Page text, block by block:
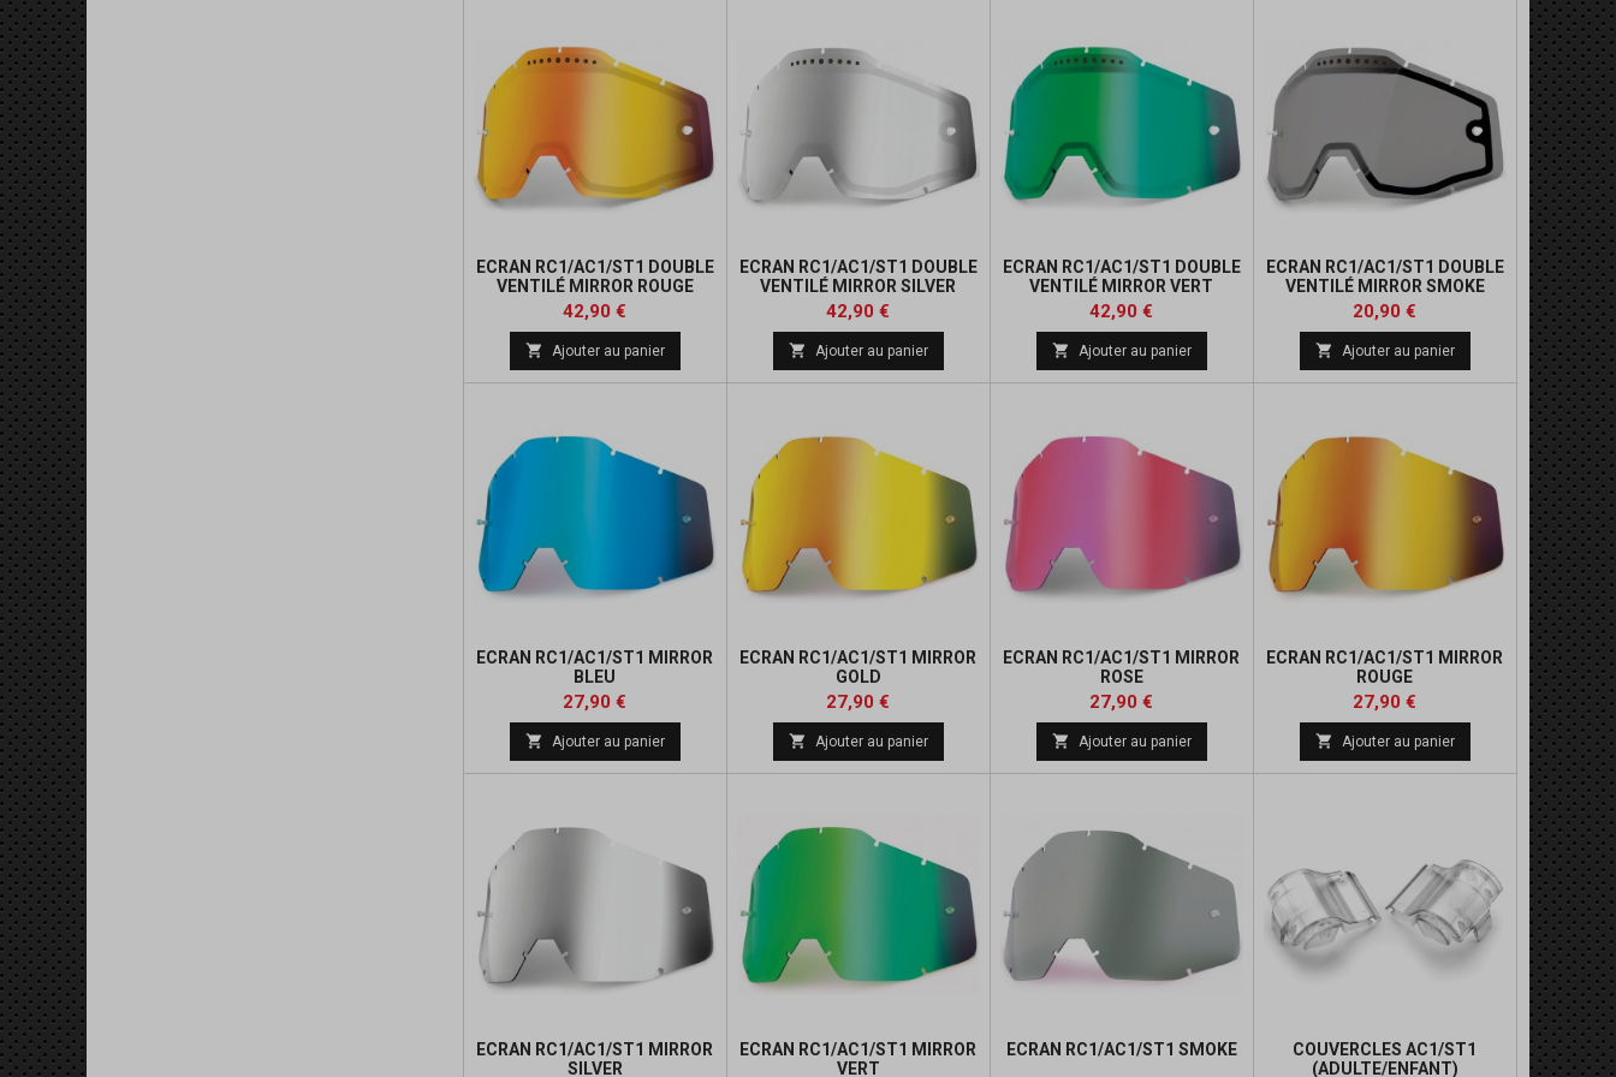
ECRAN RC1/AC1/ST1 DOUBLE
VENTILÉ MIRROR ROUGE
Prix
42,90 €
 Ajouter au panier
ECRAN RC1/AC1/ST1 DOUBLE
VENTILÉ MIRROR SILVER
Prix
42,90 €
 Ajouter au panier
ECRAN RC1/AC1/ST1 DOUBLE
VENTILÉ MIRROR VERT
Prix
42,90 €
 Ajouter au panier
ECRAN RC1/AC1/ST1 DOUBLE
VENTILÉ MIRROR SMOKE
Prix
20,90 €
 Ajouter au panier
ECRAN RC1/AC1/ST1 MIRROR
BLEU
Prix
27,90 €
 Ajouter au panier
ECRAN RC1/AC1/ST1 MIRROR
GOLD
Prix
27,90 €
 Ajouter au panier
ECRAN RC1/AC1/ST1 MIRROR
ROSE
Prix
27,90 €
 Ajouter au panier
ECRAN RC1/AC1/ST1 MIRROR
ROUGE
Prix
27,90 €
 Ajouter au panier
ECRAN RC1/AC1/ST1 MIRROR
SILVER
ECRAN RC1/AC1/ST1 MIRROR
VERT
ECRAN RC1/AC1/ST1 SMOKE
COUVERCLES AC1/ST1
(ADULTE/ENFANT)